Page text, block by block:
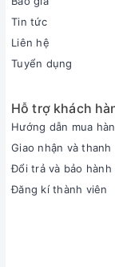
Tin tức
Liên hệ
Tuyển dụng
Hỗ trợ khách
Hướng dẫn mua
Giao nhận và thanh
Đổi trả và bảo hành
Đăng kí thành viên